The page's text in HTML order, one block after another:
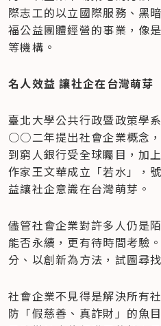
際志工的以立國際服務、黑
福公益團體經營的事業，像
等機構。
名人效益 讓社企在台灣萌芽
臺北大學公共行政暨政策學
○○二年提出社會企業概念
到窮人銀行受全球矚目，加
作家王文華成立「若水」，
益讓社企意識在台灣萌芽。
儘管社會企業對許多人仍是
能否永續，更有待時間考驗
分、以創新為方法，試圖尋
社會企業不見得是解決所有
防「假慈善、真詐財」的魚